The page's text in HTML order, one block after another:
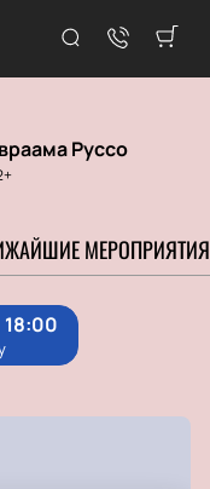
Руссо
МЕРОПРИЯТИЯ